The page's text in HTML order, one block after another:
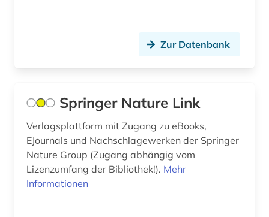
heimatkunde (2)
hispanistik (4)
historische linguistik (1)
iberoromanistik (2)
Zur Datenbank
Springer Nature Link
Verlagsplattform mit Zugang zu eBooks,
EJournals und Nachschlagewerken der Springer
Nature Group (Zugang abhängig vom
Lizenzumfang der Bibliothek!). Mehr
Informationen